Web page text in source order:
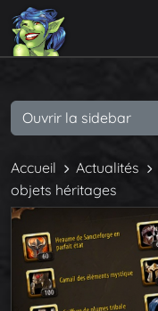
Accueil Actualités
objets héritages
Ouvrir la sidebar